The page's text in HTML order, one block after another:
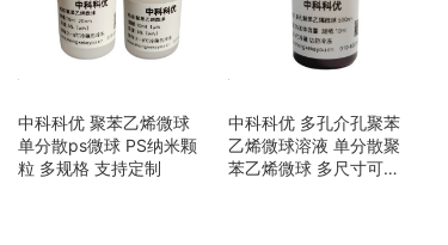
中科科优 聚苯乙烯微球
单分散ps微球 PS纳米颗
粒 多规格 支持定制
中科科优 多孔介孔聚苯
乙烯微球溶液 单分散聚
苯乙烯微球 多尺寸可定